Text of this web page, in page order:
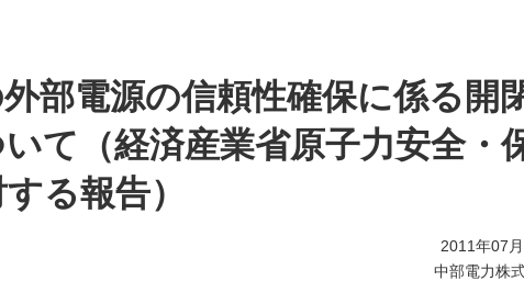
しいウィンドウを開きます）
部電源の信頼性確保に係る開
て（経済産業省原子力安全・
る報告）
2011年07
中部電力株